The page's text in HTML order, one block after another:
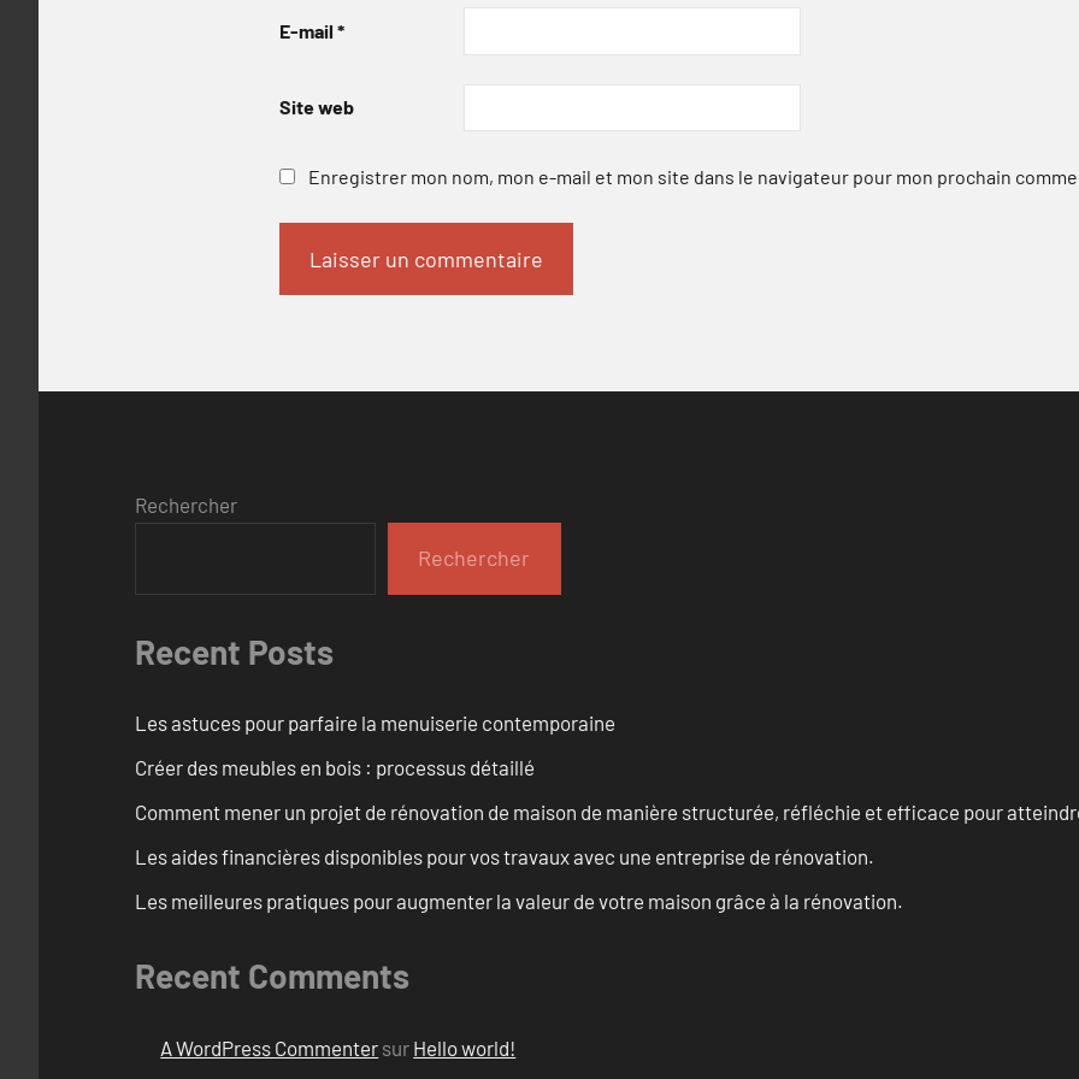
E-mail *
Site web
Enregistrer mon nom, mon e-mail et mon site dans le navigateur pour mon prochain
Rechercher
Rechercher
Recent Posts
Les astuces pour parfaire la menuiserie contemporaine
Créer des meubles en bois : processus détaillé
Comment mener un projet de rénovation de maison de manière structurée, réfléchie et efficace pour
Les aides financières disponibles pour vos travaux avec une entreprise de rénovation.
Les meilleures pratiques pour augmenter la valeur de votre maison grâce à la rénovation.
Recent Comments
A WordPress Commenter sur Hello world!